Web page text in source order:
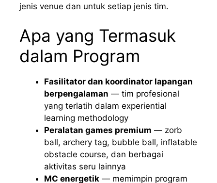
jenis venue dan untuk setiap jenis tim.
Apa yang Termasuk
dalam Program
Fasilitator dan koordinator lapangan
berpengalaman — tim profesional
yang terlatih dalam experiential
learning methodology
Peralatan games premium — zorb
ball, archery tag, bubble ball, inflatable
obstacle course, dan berbagai
aktivitas seru lainnya
MC energetik — memimpin program